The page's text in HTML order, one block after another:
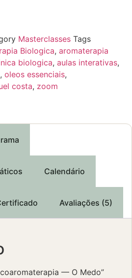
Masterclasses Tags
Biologica, aromaterapia
biologica, aulas interativas,
, oleos essenciais,
costa, zoom
Calendário
Avaliações (5)
— O Medo”